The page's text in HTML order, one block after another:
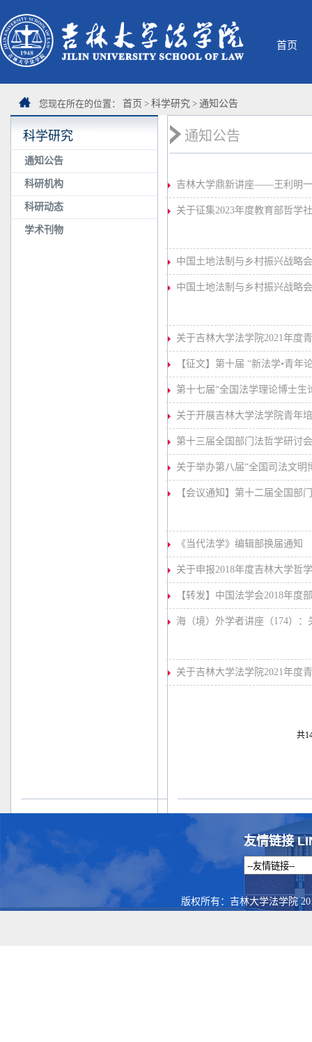
首页
您现在所在的位置： 首页 > 科学研究 > 通知公告
科学研究
通知公告
科研机构
科研动态
学术刊物
通知公告
吉林大学鼎新讲座——王利明
关于征集2023年度教育部哲学
中国土地法制与乡村振兴战略
中国土地法制与乡村振兴战略
关于吉林大学法学院2021年度
【征文】第十届 “新法学•青年
第十七届“全国法学理论博士生
关于开展吉林大学法学院青年
第十三届全国部门法哲学研讨
关于举办第八届“全国司法文明
【会议通知】第十二届全国部
《当代法学》编辑部换届通知
关于申报2018年度吉林大学哲
【转发】中国法学会2018年度
海（境）外学者讲座（174）
关于吉林大学法学院2021年度
共
友情链接
版权所有：吉林大学法学院